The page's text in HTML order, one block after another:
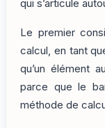
qui s’articule
Le premier
calcul, en tant
qu’un élément
parce que le
méthode de